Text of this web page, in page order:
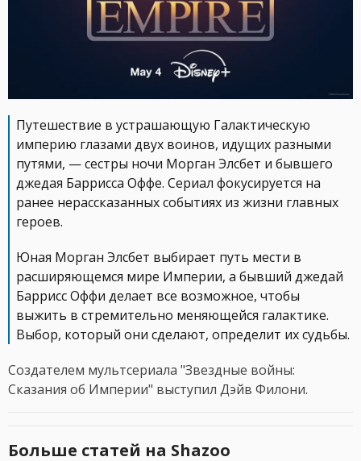
Путешествие в устрашающую Галактическую
империю глазами двух воинов, идущих разными
путями, — сестры ночи Морган Элсбет и бывшего
джедая Баррисса Оффе. Сериал фокусируется на
ранее нерассказанных событиях из жизни главных
героев.
Юная Морган Элсбет выбирает путь мести в
расширяющемся мире Империи, а бывший джедай
Баррисс Оффи делает все возможное, чтобы
выжить в стремительно меняющейся галактике.
Выбор, который они сделают, определит их судьбы.
Создателем мультсериала "Звездные войны:
Сказания об Империи" выступил Дэйв Филони.
Больше статей на Shazoo